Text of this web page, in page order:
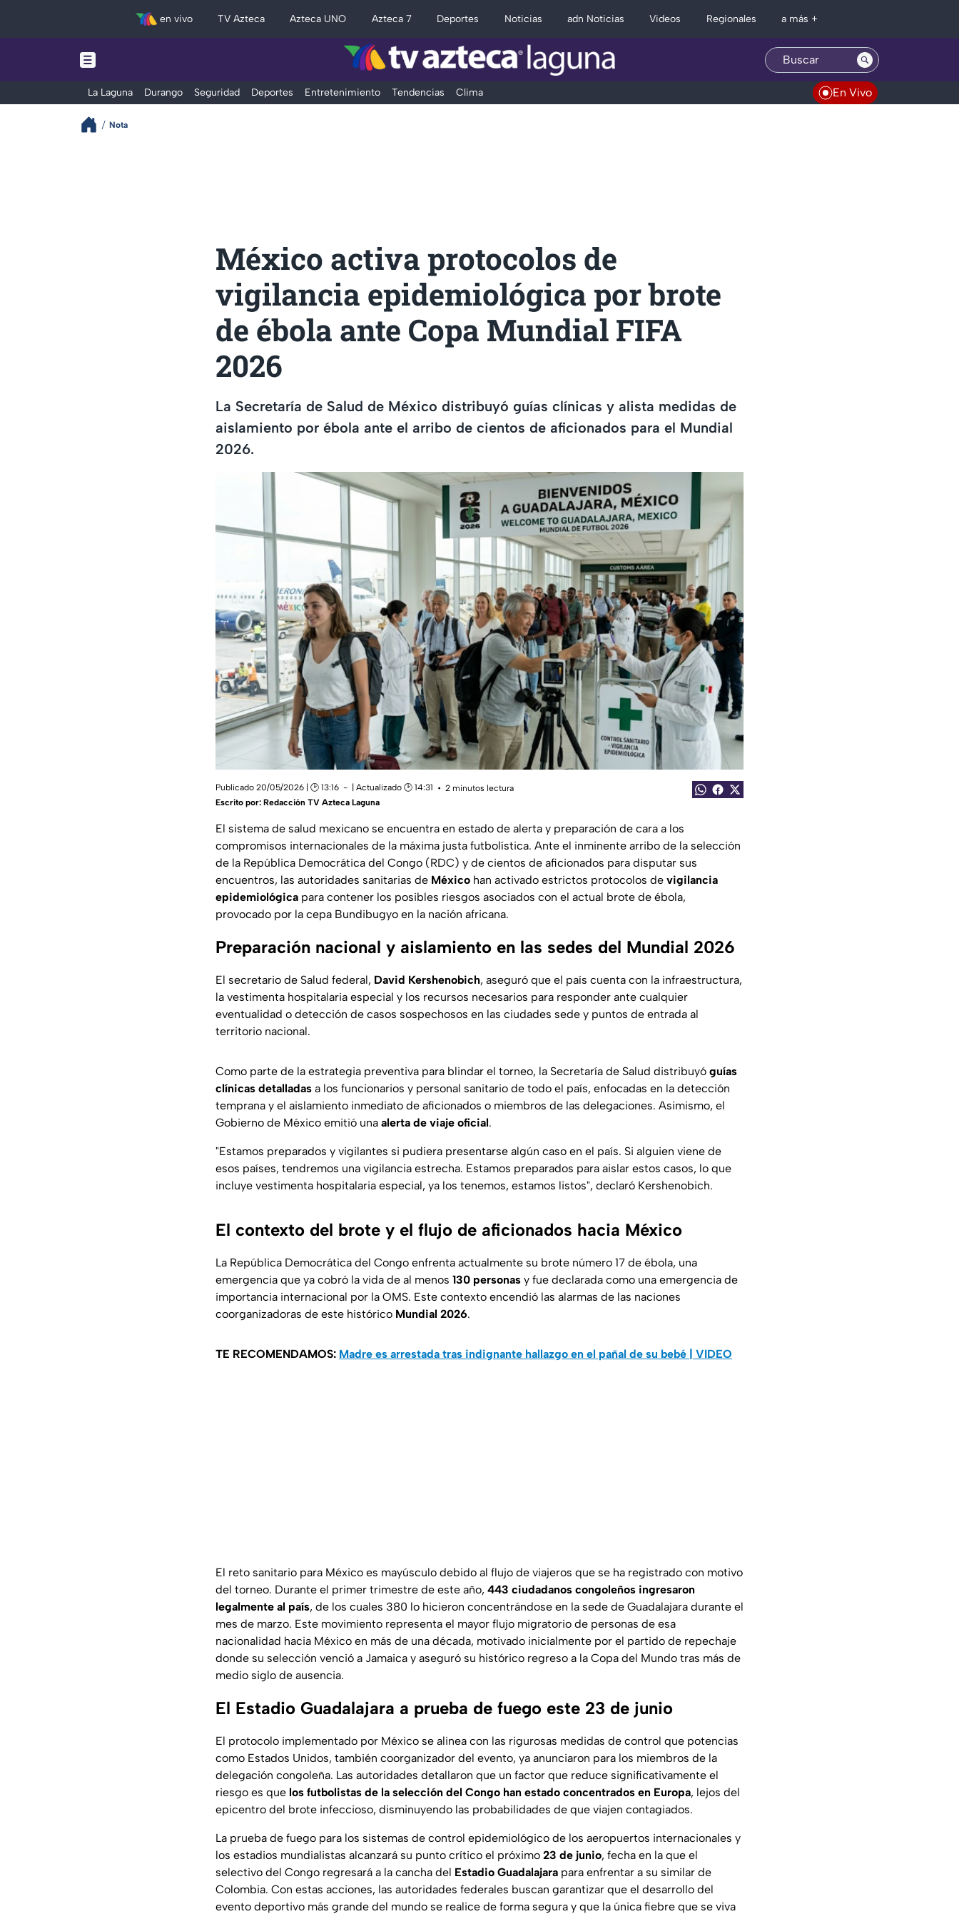
en vivo TV Azteca Azteca UNO Azteca 7 Deportes Noticias adn Noticias Videos Regionales a más +
La Laguna Durango Seguridad Deportes Entretenimiento Tendencias Clima En Vivo
Nota
México activa protocolos de
vigilancia epidemiológica por brote
de ébola ante Copa Mundial FIFA
2026
La Secretaría de Salud de México distribuyó guías clínicas y alista medidas de
aislamiento por ébola ante el arribo de cientos de aficionados para el Mundial
2026.
Publicado 20/05/2026 | 🕑 13:16 | Actualizado 🕑 14:31
2 minutos lectura
Escrito por: Redacción TV Azteca Laguna
El sistema de salud mexicano se encuentra en estado de alerta y preparación de cara a los
compromisos internacionales de la máxima justa futbolística. Ante el inminente arribo de la selección
de la República Democrática del Congo (RDC) y de cientos de aficionados para disputar sus
encuentros, las autoridades sanitarias de México han activado estrictos protocolos de vigilancia
epidemiológica para contener los posibles riesgos asociados con el actual brote de ébola,
provocado por la cepa Bundibugyo en la nación africana.
Preparación nacional y aislamiento en las sedes del Mundial 2026
El secretario de Salud federal, David Kershenobich, aseguró que el país cuenta con la infraestructura,
la vestimenta hospitalaria especial y los recursos necesarios para responder ante cualquier
eventualidad o detección de casos sospechosos en las ciudades sede y puntos de entrada al
territorio nacional.
Como parte de la estrategia preventiva para blindar el torneo, la Secretaría de Salud distribuyó guías
clínicas detalladas a los funcionarios y personal sanitario de todo el país, enfocadas en la detección
temprana y el aislamiento inmediato de aficionados o miembros de las delegaciones. Asimismo, el
Gobierno de México emitió una alerta de viaje oficial.
"Estamos preparados y vigilantes si pudiera presentarse algún caso en el país. Si alguien viene de
esos países, tendremos una vigilancia estrecha. Estamos preparados para aislar estos casos, lo que
incluye vestimenta hospitalaria especial, ya los tenemos, estamos listos", declaró Kershenobich.
El contexto del brote y el flujo de aficionados hacia México
La República Democrática del Congo enfrenta actualmente su brote número 17 de ébola, una
emergencia que ya cobró la vida de al menos 130 personas y fue declarada como una emergencia de
importancia internacional por la OMS. Este contexto encendió las alarmas de las naciones
coorganizadoras de este histórico Mundial 2026.
TE RECOMENDAMOS: Madre es arrestada tras indignante hallazgo en el pañal de su bebé | VIDEO
El reto sanitario para México es mayúsculo debido al flujo de viajeros que se ha registrado con motivo
del torneo. Durante el primer trimestre de este año, 443 ciudadanos congoleños ingresaron
legalmente al país, de los cuales 380 lo hicieron concentrándose en la sede de Guadalajara durante el
mes de marzo. Este movimiento representa el mayor flujo migratorio de personas de esa
nacionalidad hacia México en más de una década, motivado inicialmente por el partido de repechaje
donde su selección venció a Jamaica y aseguró su histórico regreso a la Copa del Mundo tras más de
medio siglo de ausencia.
El Estadio Guadalajara a prueba de fuego este 23 de junio
El protocolo implementado por México se alinea con las rigurosas medidas de control que potencias
como Estados Unidos, también coorganizador del evento, ya anunciaron para los miembros de la
delegación congoleña. Las autoridades detallaron que un factor que reduce significativamente el
riesgo es que los futbolistas de la selección del Congo han estado concentrados en Europa, lejos del
epicentro del brote infeccioso, disminuyendo las probabilidades de que viajen contagiados.
La prueba de fuego para los sistemas de control epidemiológico de los aeropuertos internacionales y
los estadios mundialistas alcanzará su punto crítico el próximo 23 de junio, fecha en la que el
selectivo del Congo regresará a la cancha del Estadio Guadalajara para enfrentar a su similar de
Colombia. Con estas acciones, las autoridades federales buscan garantizar que el desarrollo del
evento deportivo más grande del mundo se realice de forma segura y que la única fiebre que se viva